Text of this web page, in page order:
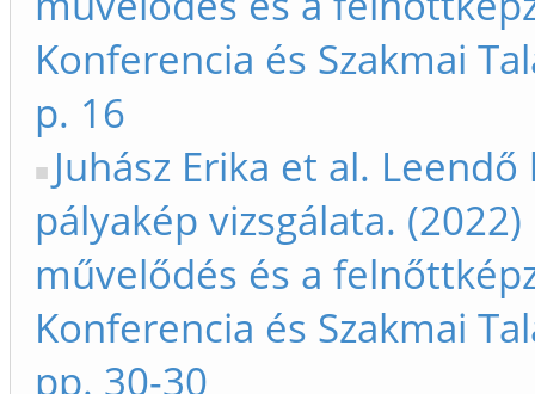
Konferencia és Szakmai
p. 16
Juhász Erika et al.
pályakép vizsgálata.
művelődés és a
Konferencia és Szakmai
pp. 30-30